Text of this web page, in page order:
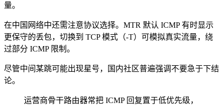
量。
在中国网络中还需注意协议选择。MTR 默认 ICMP 有时显示
更保守的丢包，切换到 TCP 模式（-T）可模拟真实流量，绕
过部分 ICMP 限制。
尽管中间某跳可能出现星号，国内社区普遍强调不要急于下结
论。
运营商骨干路由器常把 ICMP 回复置于低优先级，